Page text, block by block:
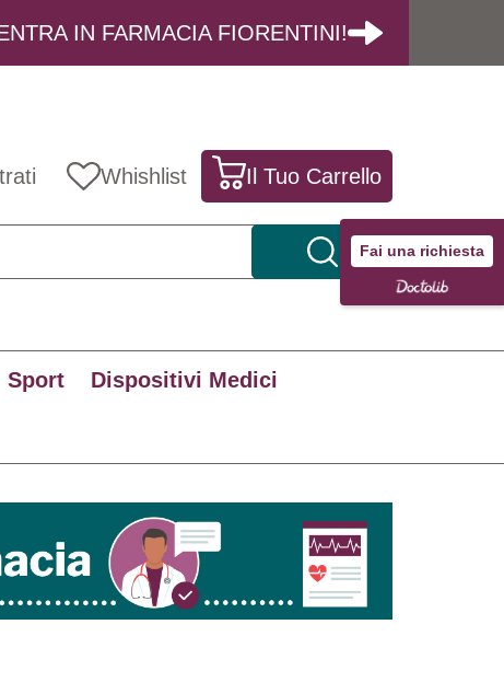
Fai una richiesta
IN FARMACIA FIORENTINI!
Whishlist Il Tuo Carrello
Sport Dispositivi Medici